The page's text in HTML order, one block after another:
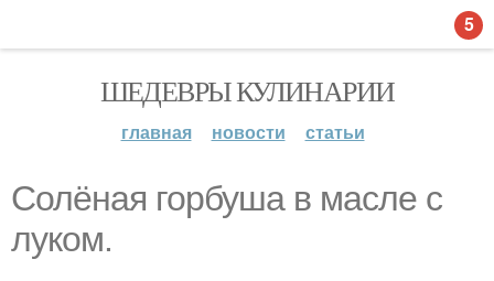
ШЕДЕВРЫ КУЛИНАРИИ
главная новости статьи
Солёная горбуша в масле с
луком.
5